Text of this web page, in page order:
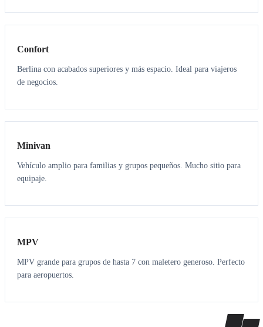
3 3
Confort
Berlina con acabados superiores y más espacio. Ideal para viajeros
de negocios.
6 5
Minivan
Vehículo amplio para familias y grupos pequeños. Mucho sitio para
equipaje.
7 7
MPV
MPV grande para grupos de hasta 7 con maletero generoso. Perfecto
para aeropuertos.